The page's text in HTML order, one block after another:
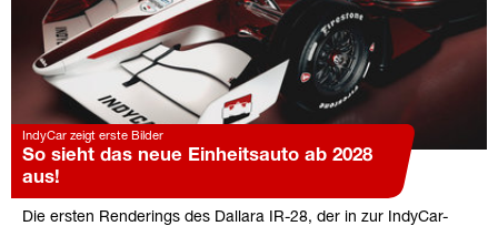
IndyCar zeigt erste Bilder
So sieht das neue Einheitsauto ab 2028
aus!
Die ersten Renderings des Dallara IR-28, der in zur IndyCar-